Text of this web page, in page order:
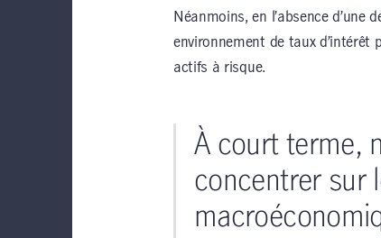
Néanmoins, en l’absence
environnement de taux
actifs à risque.
À court terme,
concentrer sur